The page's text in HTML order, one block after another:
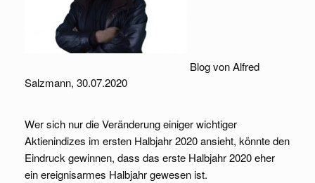
Blog von Alfred
Salzmann, 30.07.2020
Wer sich nur die Veränderung einiger wichtiger
Aktienindizes im ersten Halbjahr 2020 ansieht, könnte den
Eindruck gewinnen, dass das erste Halbjahr 2020 eher
ein ereignisarmes Halbjahr gewesen ist.